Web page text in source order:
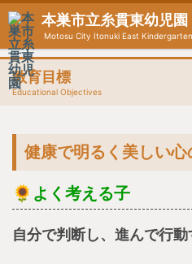
本巣市立糸貫東幼児園
Motosu City Itonuki East Kindergarten
教育目標
Educational Objectives
健康で明るく美しい
🌻 よく考える子
自分で判断し、進んで行動